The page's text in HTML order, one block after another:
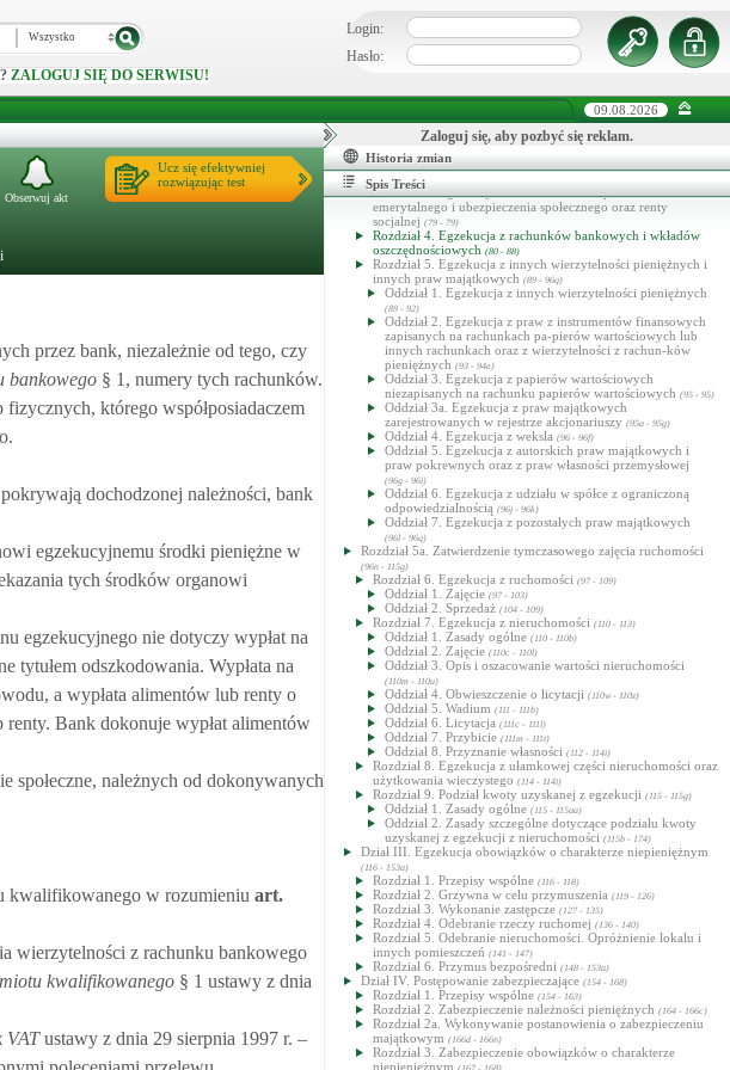
Wszystko
ZALOGUJ SIĘ DO SERWISU!
Login:
Hasło:
09.08.2026
Ucz się efektywniej
rozwiązując test
Obserwuj akt
przez bank, niezależnie od tego, czy
bankowego § 1, numery tych rachunków.
którego współposiadaczem
dochodzonej należności, bank
egzekucyjnemu środki pieniężne w
tych środków organowi
egzekucyjnego nie dotyczy wypłat na
tytułem odszkodowania. Wypłata na
a wypłata alimentów lub renty o
renty. Bank dokonuje wypłat alimentów
społeczne, należnych od dokonywanych
kwalifikowanego w rozumieniu art.
wierzytelności z rachunku bankowego
kwalifikowanego § 1 ustawy z dnia
VATustawy z dnia 29 sierpnia 1997 r. –
Zaloguj się, aby pozbyć się reklam.
Historia zmian
Spis Treści
egzekucyjnego
Rozdział 5. Zbieg egzekucji(62 - 63a)
Rozdział 6. Koszty egzekucyjne (64 - 66)
Rozdział 7. Uchylony(66a - 66zp)
(66l - 66u)
Oddział 4. Dochodzenie lub zabezpieczanie należności
pieniężnych(66w - 88)
Dział II. Egzekucja należności pieniężnych(67 - 96m)
Rozdział 1. Przepisy ogólne
Rozdział 1a. Egzekucja z pieniędzy
Rozdział 2. Egzekucja z wynagrodzenia za pracę
Rozdział 3. Egzekucja ze świadczeń z zaopatrzenia
emerytalnego i ubezpieczenia społecznego oraz renty
socjalnej (79 - 79)
Rozdział 4. Egzekucja z rachunków bankowych i wkładów
oszczędnościowych (80 - 88)
Rozdział 5. Egzekucja z innych wierzytelności pieniężnych i
innych praw majątkowych (89 - 96q)
Oddział 1. Egzekucja z innych wierzytelności pieniężnych
(89 - 92)
Oddział 2. Egzekucja z praw z instrumentów finansowych
zapisanych na rachunkach pa-pierów wartościowych lub
innych rachunkach oraz z wierzytelności z rachun-ków
pieniężnych (93 - 94e)
Oddział 3. Egzekucja z papierów wartościowych
niezapisanych na rachunku papierów wartościowych (95 - 95)
Oddział 3a. Egzekucja z praw majątkowych
zarejestrowanych w rejestrze akcjonariuszy (95a - 95g)
Oddział 4. Egzekucja z weksla (96 - 96f)
Oddział 5. Egzekucja z autorskich praw majątkowych i
praw pokrewnych oraz z praw własności przemysłowej
(96g - 96i)
Oddział 6. Egzekucja z udziału w spółce z ograniczoną
odpowiedzialnością (96j - 96k)
Oddział 7. Egzekucja z pozostałych praw majątkowych
(96l - 96q)
Rozdział 5a. Zatwierdzenie tymczasowego zajęcia ruchomości
(96n - 115g)
Rozdział 6. Egzekucja z ruchomości (97 - 109)
Oddział 1. Zajęcie (97 - 103)
Oddział 2. Sprzedaż (104 - 109)
Rozdział 7. Egzekucja z nieruchomości (110 - 113)
Oddział 1. Zasady ogólne (110 - 110b)
Oddział 2. Zajęcie (110c - 110l)
Oddział 3. Opis i oszacowanie wartości nieruchomości
(110m - 110u)
Oddział 4. Obwieszczenie o licytacji (110w - 110z)
Oddział 5. Wadium (111 - 111b)
Oddział 6. Licytacja (111c - 111l)
Oddział 7. Przybicie (111m - 111t)
Oddział 8. Przyznanie własności (112 - 114i)
Rozdział 8. Egzekucja z ułamkowej części nieruchomości oraz
użytkowania wieczystego (114 - 114i)
Rozdział 9. Podział kwoty uzyskanej z egzekucji (115 - 115g)
Oddział 1. Zasady ogólne (115 - 115aa)
Oddział 2. Zasady szczególne dotyczące podziału kwoty
uzyskanej z egzekucji z nieruchomości (115b - 174)
Dział III. Egzekucja obowiązków o charakterze niepieniężnym
(116 - 153a)
Rozdział 1. Przepisy wspólne (116 - 118)
Rozdział 2. Grzywna w celu przymuszenia (119 - 126)
Rozdział 3. Wykonanie zastępcze (127 - 135)
Rozdział 4. Odebranie rzeczy ruchomej (136 - 140)
Rozdział 5. Odebranie nieruchomości. Opróżnienie lokalu i
innych pomieszczeń (141 - 147)
Rozdział 6. Przymus bezpośredni (148 - 153a)
Dział IV. Postępowanie zabezpieczające (154 - 168)
Rozdział 1. Przepisy wspólne (154 - 163)
Rozdział 2. Zabezpieczenie należności pieniężnych (164 - 166c)
Rozdział 2a. Wykonywanie postanowienia o zabezpieczeniu
majątkowym (166d - 166n)
Rozdział 3. Zabezpieczenie obowiązków o charakterze
niepieniężnym